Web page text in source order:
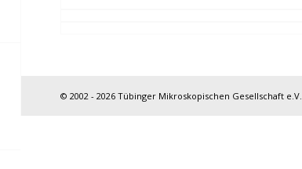
© 2002 - 2026 Tübinger Mikroskopischen Gesellschaft e.V.